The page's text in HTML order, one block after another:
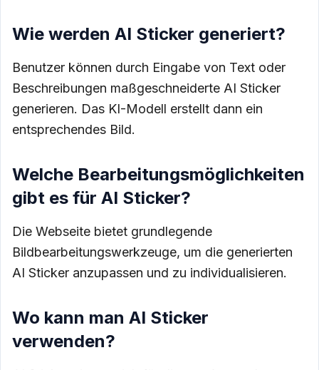
Wie werden AI Sticker generiert?
Benutzer können durch Eingabe von Text oder
Beschreibungen maßgeschneiderte AI Sticker
generieren. Das KI-Modell erstellt dann ein
entsprechendes Bild.
Welche Bearbeitungsmöglichkeiten
gibt es für AI Sticker?
Die Webseite bietet grundlegende
Bildbearbeitungswerkzeuge, um die generierten
AI Sticker anzupassen und zu individualisieren.
Wo kann man AI Sticker
verwenden?